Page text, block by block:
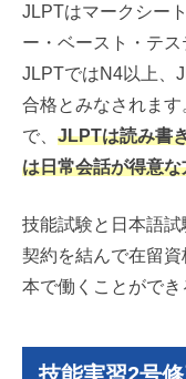
JLPTはマークシー
ー・ベースト・テス
JLPTではN4以上、
合格とみなされま
で、 JLPTは読み書
は日常会話が得意
技能試験と日本語
契約を結んで在留
本で働くことができ
技能実習2号